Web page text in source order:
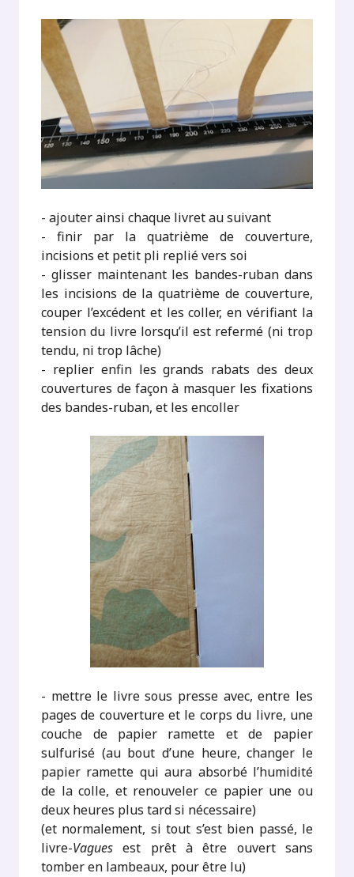
- ajouter ainsi chaque livret au suivant
- finir par la quatrième de couverture,
incisions et petit pli replié vers soi
- glisser maintenant les bandes-ruban dans
les incisions de la quatrième de couverture,
couper l’excédent et les coller, en vérifiant la
tension du livre lorsqu’il est refermé (ni trop
tendu, ni trop lâche)
- replier enfin les grands rabats des deux
couvertures de façon à masquer les fixations
des bandes-ruban, et les encoller
- mettre le livre sous presse avec, entre les
pages de couverture et le corps du livre, une
couche de papier ramette et de papier
sulfurisé (au bout d’une heure, changer le
papier ramette qui aura absorbé l’humidité
de la colle, et renouveler ce papier une ou
deux heures plus tard si nécessaire)
(et normalement, si tout s’est bien passé, le
livre-Vagues est prêt à être ouvert sans
tomber en lambeaux, pour être lu)